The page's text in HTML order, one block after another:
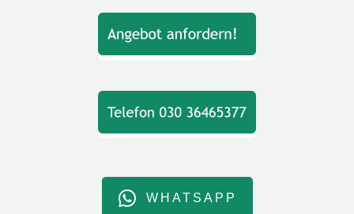
WHATSAPP